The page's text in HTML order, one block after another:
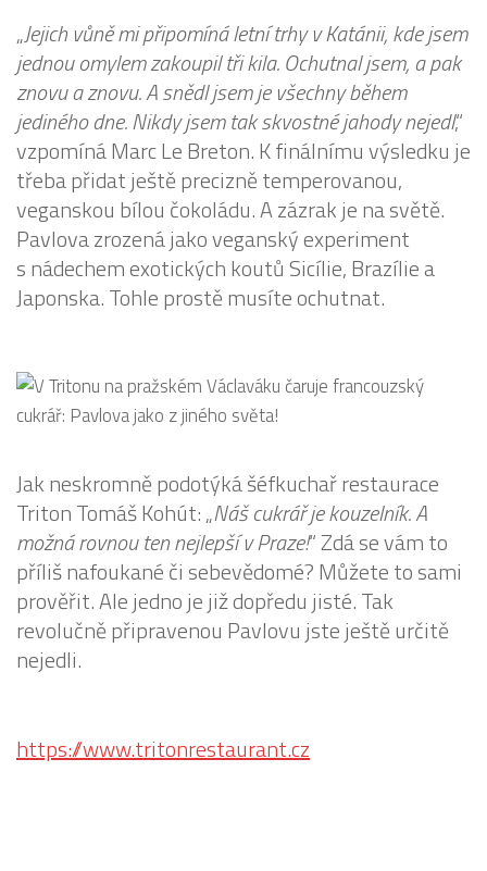
„Jejich vůně mi připomíná letní trhy v Katánii, kde jsem
jednou omylem zakoupil tři kila. Ochutnal jsem, a pak
znovu a znovu. A snědl jsem je všechny během
jediného dne. Nikdy jsem tak skvostné jahody nejedl,“
vzpomíná Marc Le Breton. K finálnímu výsledku je
třeba přidat ještě precizně temperovanou,
veganskou bílou čokoládu. A zázrak je na světě.
Pavlova zrozená jako veganský experiment
s nádechem exotických koutů Sicílie, Brazílie a
Japonska. Tohle prostě musíte ochutnat.
Jak neskromně podotýká šéfkuchař restaurace
Triton Tomáš Kohút: „Náš cukrář je kouzelník. A
možná rovnou ten nejlepší v Praze!“ Zdá se vám to
příliš nafoukané či sebevědomé? Můžete to sami
prověřit. Ale jedno je již dopředu jisté. Tak
revolučně připravenou Pavlovu jste ještě určitě
nejedli.
https://www.tritonrestaurant.cz